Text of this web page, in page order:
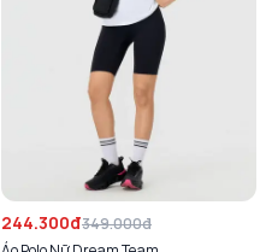
244.300đ349.000đ